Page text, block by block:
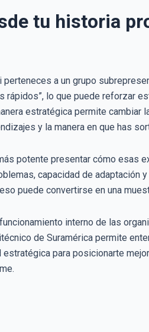
tu historia
a un grupo
rápidos”, lo que puede reforzar
estratégica permite cambiar
y la manera en que has
potente presentar cómo esas
capacidad de adaptación
puede convertirse en una
interno de las
de Suramérica permite
para posicionarte